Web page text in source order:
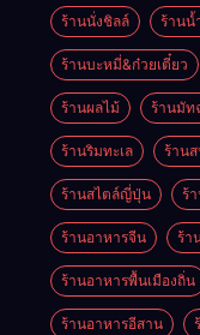
ร้านนั่งชิลล์ ร้านน้
ร้านบะหมี่&ก๋วยเตี๋ยว
ร้านผลไม้ ร้านมัท
ร้านริมทะเล ร้าน
ร้านสไตล์ญี่ปุ่น ร้
ร้านอาหารจีน ร้า
ร้านอาหารพื้นเมืองถิ่น
ร้านอาหารอีสาน